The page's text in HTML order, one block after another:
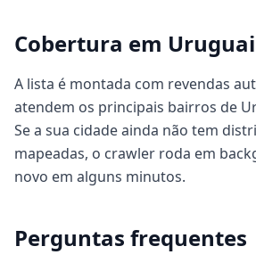
Cobertura em
A lista é montada com revendas
atendem os principais bairros de
Se a sua cidade ainda não tem
mapeadas, o crawler roda em
novo em alguns minutos.
Perguntas frequentes